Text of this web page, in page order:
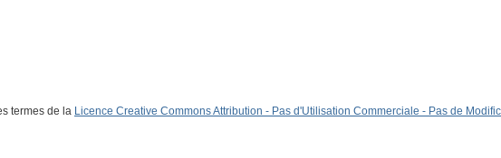
termes de la Licence Creative Commons Attribution - Pas d'Utilisation Commerciale - Pas de